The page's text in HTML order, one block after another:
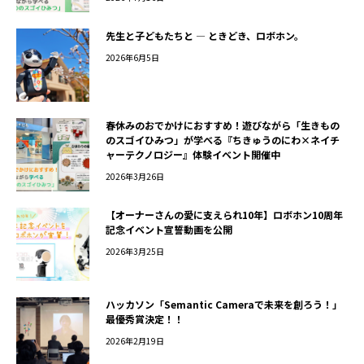
先生と子どもたちと ― ときどき、ロボホン。
2026年6月5日
春休みのおでかけにおすすめ！遊びながら「生きもの
のスゴイひみつ」が学べる『ちきゅうのにわ×ネイチ
ャーテクノロジー』体験イベント開催中
2026年3月26日
【オーナーさんの愛に支えられ10年】ロボホン10周年
記念イベント宣誓動画を公開
2026年3月25日
ハッカソン「Semantic Cameraで未来を創ろう！」
最優秀賞決定！！
2026年2月19日